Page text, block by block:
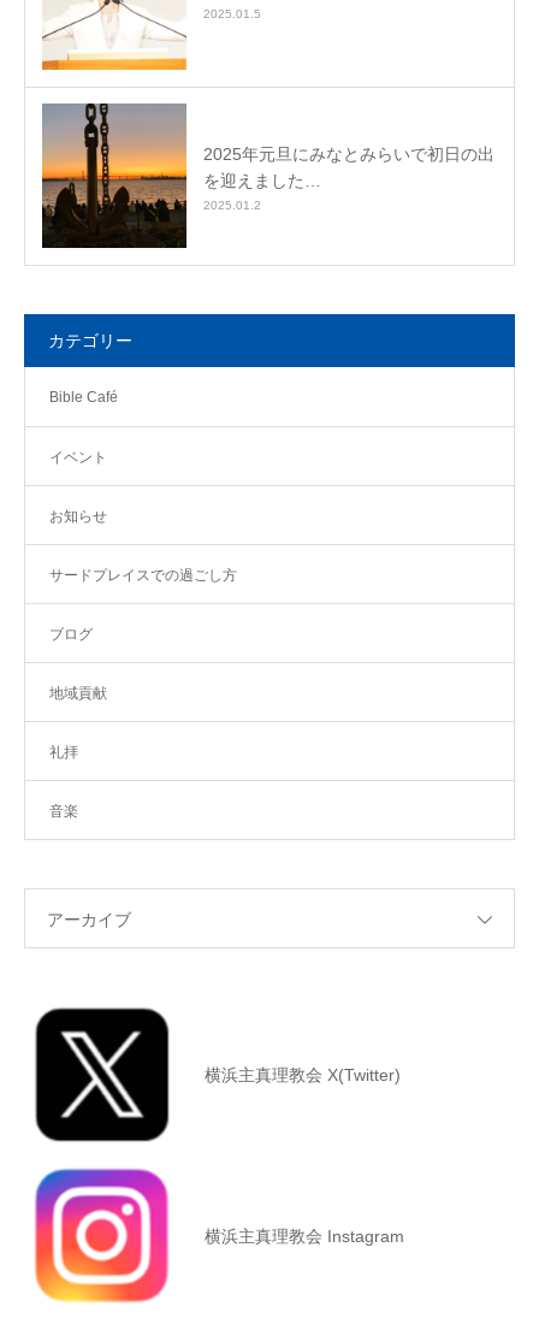
2025.01.5
2025年元旦にみなとみらいで初日の出
を迎えました…
2025.01.2
カテゴリー
Bible Café
イベント
お知らせ
サードプレイスでの過ごし方
ブログ
地域貢献
礼拝
音楽
アーカイブ
横浜主真理教会 X(Twitter)
横浜主真理教会 Instagram